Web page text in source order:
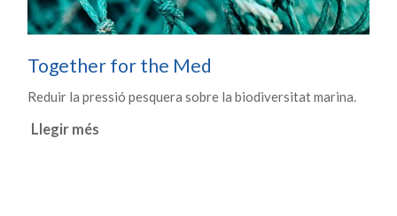
Together for the Med
Reduir la pressió pesquera sobre la biodiversitat marina.
Llegir més